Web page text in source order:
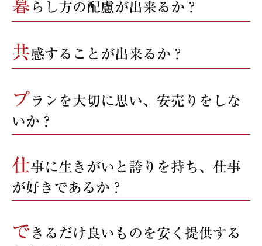
暮 らし方の配慮が出来るか？
共感することが出来るか？
プ ランを大切に思い、安売りをしな
いか？
仕事に生きがいと誇りを持ち、仕事
が好きであるか？
で きるだけ良いものを安く提供する